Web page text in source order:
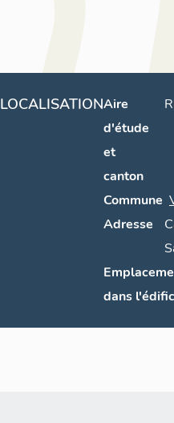
LOCALISATIONAire
d'étude
et
canton
Commune
Adresse
dans